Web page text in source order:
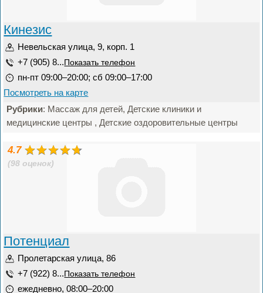
Кинезис
Невельская улица, 9, корп. 1
+7 (905) 8... Показать телефон
пн-пт 09:00–20:00; сб 09:00–17:00
Посмотреть на карте
Рубрики: Массаж для детей, Детские клиники и
медицинские центры , Детские оздоровительные центры
4.7
(98 оценок)
Потенциал
Пролетарская улица, 86
+7 (922) 8... Показать телефон
ежедневно, 08:00–20:00